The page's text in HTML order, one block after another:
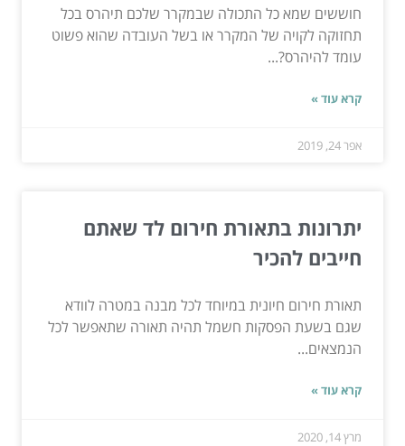
חוששים שמא כל התכולה שבמקרר שלכם תיהרס בכל
תחזוקה לקויה של המקרר או בשל העובדה שהוא פשוט
עומד להיהרס?...
קרא עוד »
אפר 24, 2019
יתרונות בתאורת חירום לד שאתם
חייבים להכיר
תאורת חירום חיונית במיוחד לכל מבנה במטרה לוודא
שגם בשעת הפסקות חשמל תהיה תאורה שתאפשר לכל
הנמצאים...
קרא עוד »
מרץ 14, 2020